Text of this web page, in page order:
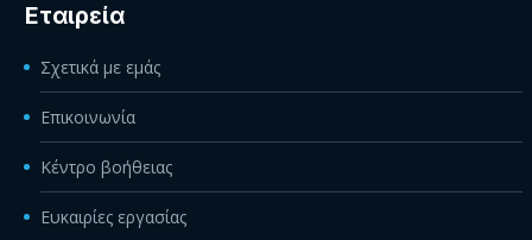
Εταιρεία
Σχετικά με εμάς
Επικοινωνία
Κέντρο βοήθειας
Ευκαιρίες εργασίας